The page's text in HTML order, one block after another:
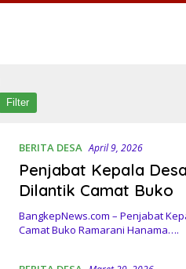
BERITA DESA April 9, 2026
Penjabat Kepala
Dilantik Camat Buko
BangkepNews.com – Penjabat
Camat Buko Ramarani Hanama….